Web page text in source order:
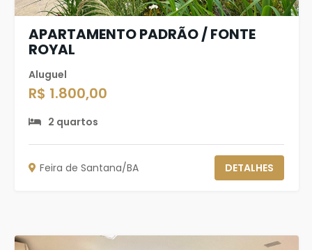
APARTAMENTO PADRÃO / FONTE
ROYAL
Aluguel
R$ 1.800,00
2 quartos
Feira de Santana/BA DETALHES